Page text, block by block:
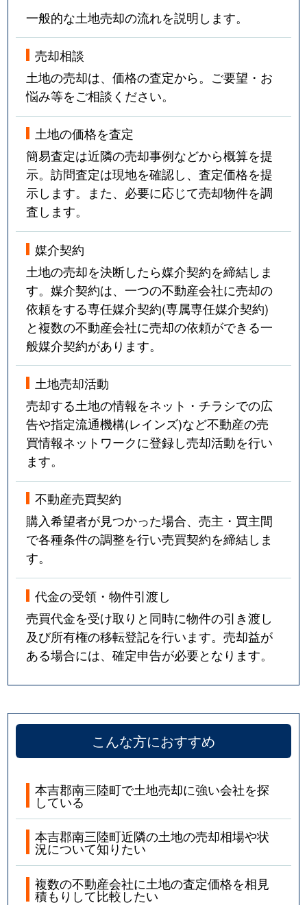
一般的な土地売却の流れを説明します。
売却相談
土地の売却は、価格の査定から。ご要望・お
悩み等をご相談ください。
土地の価格を査定
簡易査定は近隣の売却事例などから概算を提
示。訪問査定は現地を確認し、査定価格を提
示します。また、必要に応じて売却物件を調
査します。
媒介契約
土地の売却を決断したら媒介契約を締結しま
す。媒介契約は、一つの不動産会社に売却の
依頼をする専任媒介契約(専属専任媒介契約)
と複数の不動産会社に売却の依頼ができる一
般媒介契約があります。
土地売却活動
売却する土地の情報をネット・チラシでの広
告や指定流通機構(レインズ)など不動産の売
買情報ネットワークに登録し売却活動を行い
ます。
不動産売買契約
購入希望者が見つかった場合、売主・買主間
で各種条件の調整を行い売買契約を締結しま
す。
代金の受領・物件引渡し
売買代金を受け取りと同時に物件の引き渡し
及び所有権の移転登記を行います。売却益が
ある場合には、確定申告が必要となります。
こんな方におすすめ
本吉郡南三陸町で土地売却に強い会社を探
している
本吉郡南三陸町近隣の土地の売却相場や状
況について知りたい
複数の不動産会社に土地の査定価格を相見
積もりして比較したい